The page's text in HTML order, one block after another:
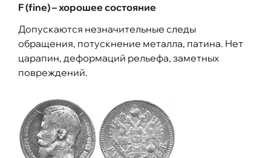
F (fine) – хорошее состояние
Допускаются незначительные следы
обращения, потускнение металла, патина. Нет
царапин, деформаций рельефа, заметных
повреждений.